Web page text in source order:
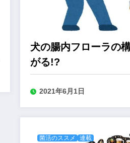
犬の腸内フローラの
がる!?
2021年6月1日
菌活のススメ 連載